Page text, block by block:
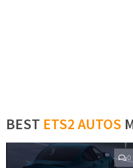
BEST ETS2 AUTOS
0